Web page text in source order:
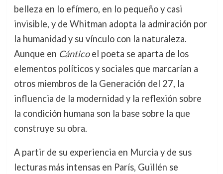
belleza en lo efímero, en lo pequeño y casi
invisible, y de Whitman adopta la admiración por
la humanidad y su vínculo con la naturaleza.
Aunque en Cánticoel poeta se aparta de los
elementos políticos y sociales que marcarían a
otros miembros de la Generación del 27, la
influencia de la modernidad y la reflexión sobre
la condición humana son la base sobre la que
construye su obra.
A partir de su experiencia en Murcia y de sus
lecturas más intensas en París, Guillén se